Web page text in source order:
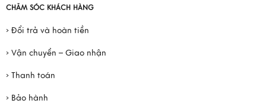
CHĂM SÓC KHÁCH HÀNG
› Đổi trả và hoàn tiền
› Vận chuyển – Giao nhận
› Thanh toán
› Bảo hành